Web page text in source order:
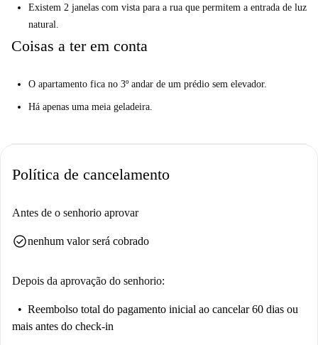
Existem 2 janelas com vista para a rua que permitem a entrada de luz
natural.
Coisas a ter em conta
O apartamento fica no 3º andar de um prédio sem elevador.
Há apenas uma meia geladeira.
Política de cancelamento
Antes de o senhorio aprovar
check_circlenenhum valor será cobrado
Depois da aprovação do senhorio:
Reembolso total do pagamento inicial ao cancelar 60 dias ou
mais antes do check-in